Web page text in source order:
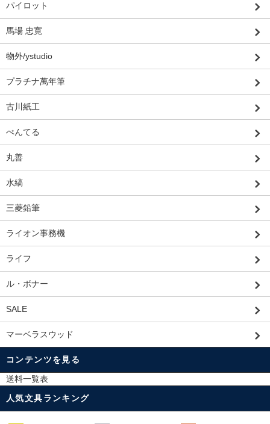
パイロット
馬場 忠寛
物外/ystudio
プラチナ萬年筆
古川紙工
ぺんてる
丸善
水縞
三菱鉛筆
ライオン事務機
ライフ
ル・ボナー
SALE
マーベラスウッド
コンテンツを見る
送料一覧表
人気文具ランキング